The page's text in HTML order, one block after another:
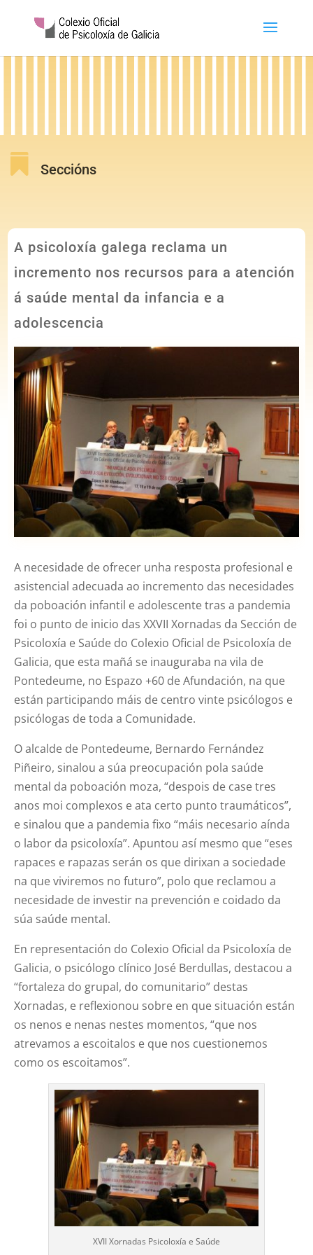
 Seccións
A psicoloxía galega reclama un
incremento nos recursos para a atención
á saúde mental da infancia e a
adolescencia
A necesidade de ofrecer unha resposta profesional e
asistencial adecuada ao incremento das necesidades
da poboación infantil e adolescente tras a pandemia
foi o punto de inicio das XXVII Xornadas da Sección de
Psicoloxía e Saúde do Colexio Oficial de Psicoloxía de
Galicia, que esta mañá se inauguraba na vila de
Pontedeume, no Espazo +60 de Afundación, na que
están participando máis de centro vinte psicólogos e
psicólogas de toda a Comunidade.
O alcalde de Pontedeume, Bernardo Fernández
Piñeiro, sinalou a súa preocupación pola saúde
mental da poboación moza, “despois de case tres
anos moi complexos e ata certo punto traumáticos”,
e sinalou que a pandemia fixo “máis necesario aínda
o labor da psicoloxía”. Apuntou así mesmo que “eses
rapaces e rapazas serán os que dirixan a sociedade
na que viviremos no futuro”, polo que reclamou a
necesidade de investir na prevención e coidado da
súa saúde mental.
En representación do Colexio Oficial da Psicoloxía de
Galicia, o psicólogo clínico José Berdullas, destacou a
“fortaleza do grupal, do comunitario” destas
Xornadas, e reflexionou sobre en que situación están
os nenos e nenas nestes momentos, “que nos
atrevamos a escoitalos e que nos cuestionemos
como os escoitamos”.
XVII Xornadas Psicoloxía e Saúde